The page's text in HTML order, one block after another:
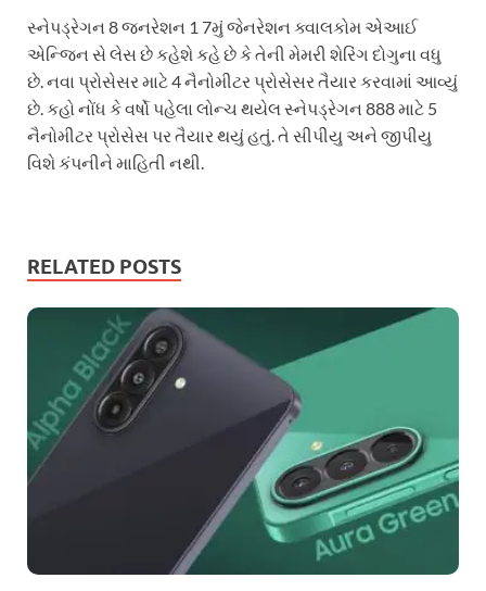
સ્નેપડ્રેગન 8 જનરેશન 1 7મું જેનરેશન ક્વાલકોમ એઆઈ
એન્જિન સે લેસ છે કહેશે કહે છે કે તેની મેમરી શેરિંગ દોગુના વધુ
છે. નવા પ્રોસેસર માટે 4 નૈનોમીટર પ્રોસેસર તૈયાર કરવામાં આવ્યું
છે. કહો નોંધ કે વર્ષો પહેલા લોન્ચ થયેલ સ્નેપડ્રેગન 888 માટે 5
નૈનોમીટર પ્રોસેસ પર તૈયાર થયું હતું. તે સીપીયુ અને જીપીયુ
વિશે કંપનીને માહિતી નથી.
RELATED POSTS